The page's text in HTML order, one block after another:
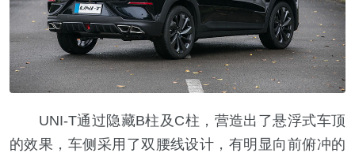
UNI-T通过隐藏B柱及C柱，营造出了悬浮式车顶
的效果，车侧采用了双腰线设计，有明显向前俯冲的